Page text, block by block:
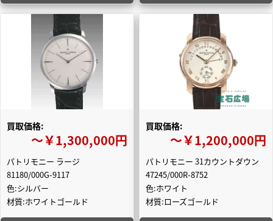
買取価格:
〜￥1,300,000円
パトリモニー ラージ
81180/000G-9117
色:シルバー
材質:ホワイトゴールド
買取価格:
〜￥1,200,000円
パトリモニー 31カウントダウン
47245/000R-8752
色:ホワイト
材質:ローズゴールド